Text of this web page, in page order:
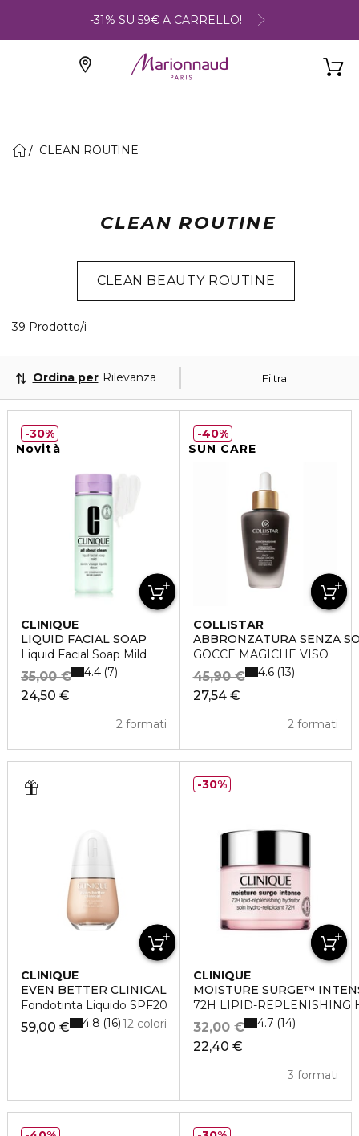
-31% SU 59€ A CARRELLO!
CLEAN ROUTINE
CLEAN ROUTINE
CLEAN BEAUTY ROUTINE
39 Prodotto/i
Filtra
Ordina per Rilevanza
Novità
CLINIQUE
LIQUID FACIAL SOAP
Liquid Facial Soap Mild
24,50 €
35,00 €
2 formati
4.4 7
30%
SUN CARE
COLLISTAR
ABBRONZATURA SENZA
GOCCE MAGICHE VISO
27,54 €
45,90 €
2 formati
4.6 13
40%
CLINIQUE
EVEN BETTER CLINICAL
Fondotinta Liquido SPF20
59,00 € 12 colori
4.8 16
CLINIQUE
MOISTURE SURGE™
72H LIPID-REPLENISHING
22,40 €
32,00 €
3 formati
4.7 14
30%